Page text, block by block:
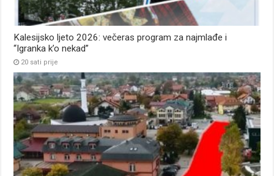
Kalesijsko ljeto 2026: večeras program za najmlađe i
“Igranka k’o nekad”
20 sati prije